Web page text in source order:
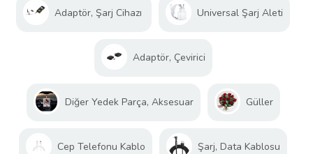
Adaptör, Şarj Cihazı Universal Şarj Aleti
Adaptör, Çevirici
Diğer Yedek Parça, Aksesuar Güller
Cep Telefonu Kablo Şarj, Data Kablosu